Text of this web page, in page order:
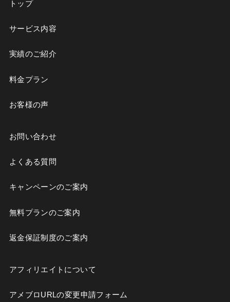
トップ
サービス内容
実績のご紹介
料金プラン
お客様の声
お問い合わせ
よくある質問
キャンペーンのご案内
無料プランのご案内
返金保証制度のご案内
アフィリエイトについて
アメブロURLの変更申請フォーム